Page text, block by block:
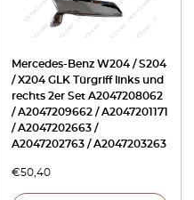
Mercedes-Benz W204 / S204
/ X204 GLK Türgriff links und
rechts 2er Set A2047208062
/ A2047209662 / A2047201171
/ A2047202663 /
A2047202763 / A2047203263
€50,40